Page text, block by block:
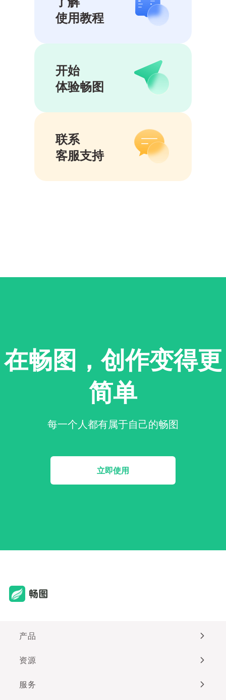
使用教程
开始
体验畅图
联系
客服支持
在畅图，创作变得更
简单
每一个人都有属于自己的畅图
立即使用
产品
资源
服务